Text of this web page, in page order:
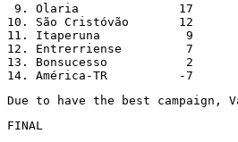
9. Olaria		17
10. São Cristóvão       12
11. Itaperuna            9
12. Entrerriense	 7
13. Bonsucesso		 2
14. América-TR		-7
Due to have the best campaign,
FINAL